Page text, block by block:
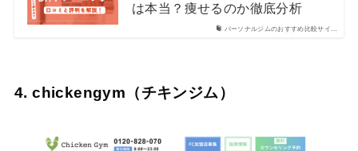
パーソナルジムのおすすめ比較サイ…
は本当？痩せるのか徹底分析
4. chickengym（チキンジム）